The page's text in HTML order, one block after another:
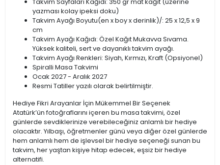
Takvim Sayfaları Kağıdı: 350 gr mat kağıt (üzerine
yazması kolay ipeksi doku)
Takvim Ayağı Boyutu(en x boy x derinlik)/: 25 x 12,5 x 9
cm
Takvim Ayağı Kağıdı: Özel Kağıt Mukavva Sıvama.
Yüksek kaliteli, sert ve dayanıklı takvim ayağı.
Takvim Ayağı Renkleri: Siyah, Kırmızı, Kraft (Opsiyonel)
Spiralli Masa Takvimi
Ocak 2027 - Aralık 2027
Resmi Tatiller yazılı olarak belirtilmiştir.
Hediye Fikri Arayanlar İçin Mükemmel Bir Seçenek
Atatürk’ün fotoğraflarını içeren bu masa takvimi, özel
günlerde sevdiklerinize verebileceğiniz anlamlı bir hediye
olacaktır. Yılbaşı, öğretmenler günü veya diğer özel günlerde
hem anlamlı hem de işlevsel bir hediye seçeneği sunan bu
takvim, her yaştan kişiye hitap edecek, eşsiz bir hediye
alternatifi.